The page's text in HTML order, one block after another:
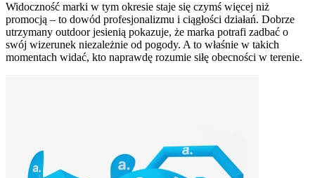
Widoczność marki w tym okresie staje się czymś więcej niż
promocją – to dowód profesjonalizmu i ciągłości działań. Dobrze
utrzymany outdoor jesienią pokazuje, że marka potrafi zadbać o
swój wizerunek niezależnie od pogody. A to właśnie w takich
momentach widać, kto naprawdę rozumie siłę obecności w terenie.